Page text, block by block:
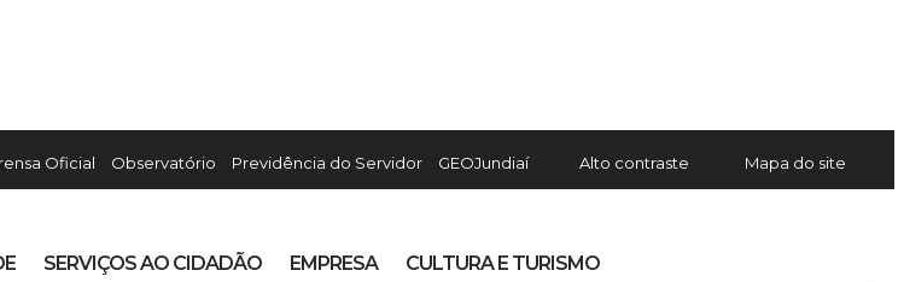
Oficial Observatório Previdência do Servidor GEOJundiaí Alto contraste Mapa do site
SERVIÇOS AO CIDADÃO EMPRESA
CULTURA E TURISMO